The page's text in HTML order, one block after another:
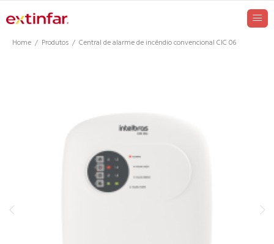
Home Produtos Central de alarme de incêndio convencional CIC 06